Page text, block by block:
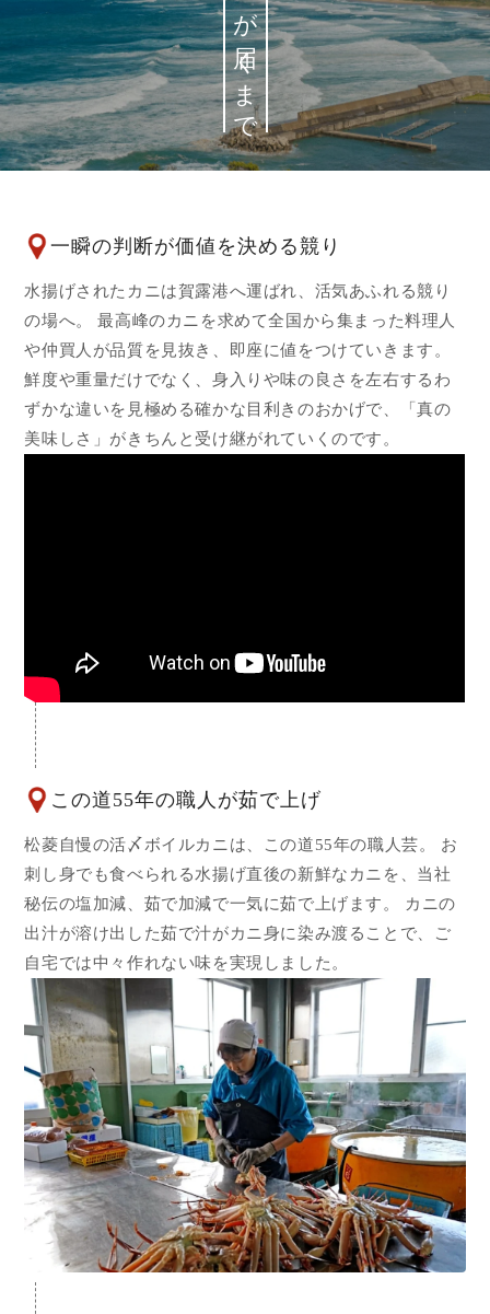
一瞬の判断が価値を決める競り
水揚げされたカニは賀露港へ運ばれ、活気あふれる競り
の場へ。 最高峰のカニを求めて全国から集まった料理人
や仲買人が品質を見抜き、即座に値をつけていきます。
鮮度や重量だけでなく、身入りや味の良さを左右するわ
ずかな違いを見極める確かな目利きのおかげで、「真の
美味しさ」がきちんと受け継がれていくのです。
この道55年の職人が茹で上げ
松菱自慢の活〆ボイルカニは、この道55年の職人芸。 お
刺し身でも食べられる水揚げ直後の新鮮なカニを、当社
秘伝の塩加減、茹で加減で一気に茹で上げます。 カニの
出汁が溶け出した茹で汁がカニ身に染み渡ることで、ご
自宅では中々作れない味を実現しました。